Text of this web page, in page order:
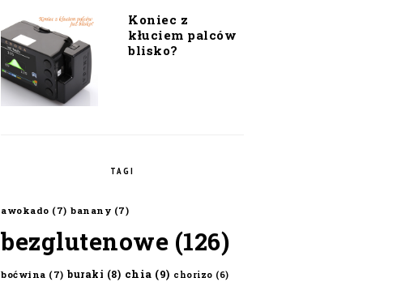
Koniec z
kłuciem palców
blisko?
TAGI
awokado (7) banany (7)
bezglutenowe (126)
boćwina (7) buraki (8) chia (9) chorizo (6)